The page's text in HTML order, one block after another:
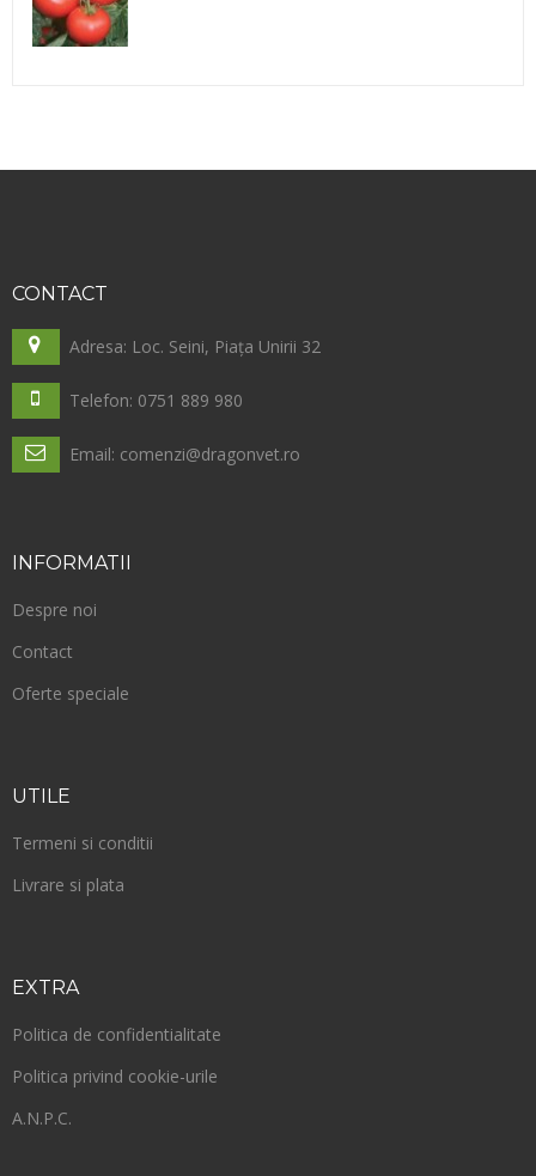
CONTACT
Adresa: Loc. Seini, Piața Unirii 32
Telefon: 0751 889 980
Email: comenzi@dragonvet.ro
INFORMATII
Despre noi
Contact
Oferte speciale
UTILE
Termeni si conditii
Livrare si plata
EXTRA
Politica de confidentialitate
Politica privind cookie-urile
A.N.P.C.